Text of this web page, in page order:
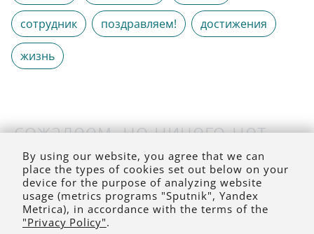
сотрудник поздравляем! достижения
жизнь
сожалеем, но ничего нет
(на выбранное время)
By using our website, you agree that we can
place the types of cookies set out below on your
device for the purpose of analyzing website
usage (metrics programs "Sputnik", Yandex
Metrica), in accordance with the terms of the
"Privacy Policy".